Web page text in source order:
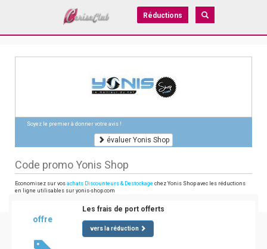
Réductions
Soyez le premier à donner votre avis !
évaluer Yonis Shop
Code promo Yonis Shop
Economisez sur vos achats Discounteurs & Destockage chez Yonis Shop avec les réductions
en ligne utilisables sur yonis-shop.com
offre
Les frais de port offerts
vers la réduction